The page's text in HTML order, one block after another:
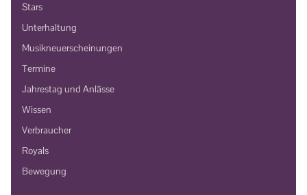
Stars
Unterhaltung
Musikneuerscheinungen
Termine
Jahrestag und Anlässe
Wissen
Verbraucher
Royals
Bewegung